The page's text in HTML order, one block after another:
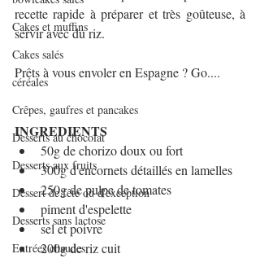
Cakes et muffins
Cakes salés
céréales
Crêpes, gaufres et pancakes
Desserts au chocolat
Desserts aux fruits
Dessert de fête ou d'exception
Desserts sans lactose
Entrées chaudes
recette rapide à préparer et très goûteuse, à
servir avec du riz.
Prêts à vous envoler en Espagne ? Go....
INGREDIENTS
50g de chorizo doux ou fort
300g d'encornets détaillés en lamelles
250g de pulpe de tomates
piment d'espelette
sel et poivre
200g de riz cuit